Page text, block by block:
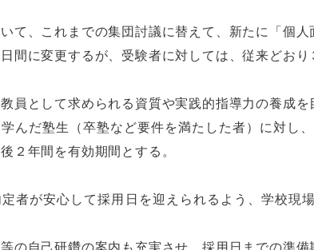
て、これまでの集団討議に替えて、新たに「個
間に変更するが、受験者に対しては、従来どおり
員として求められる資質や実践的指導力の養成
んだ塾生（卒塾など要件を満たした者）に対し
２年間を有効期間とする。
者が安心して採用日を迎えられるよう、学校現